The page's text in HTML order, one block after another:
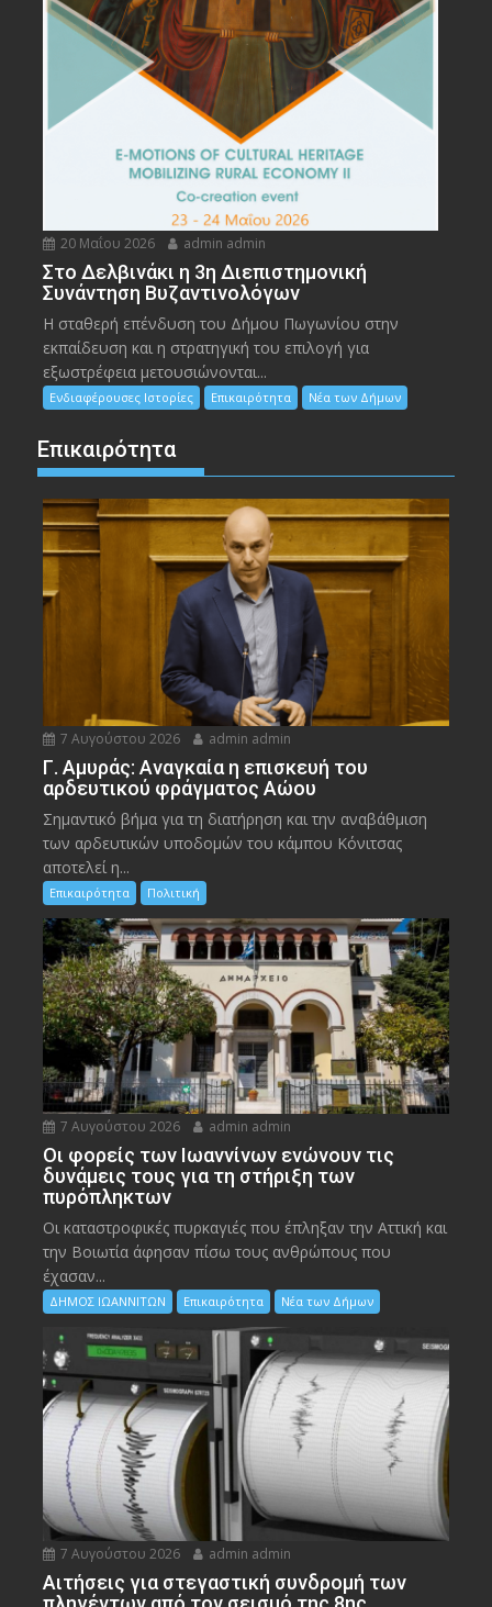
20 Μαΐου 2026 admin admin
Στο Δελβινάκι η 3η Διεπιστημονική
Συνάντηση Βυζαντινολόγων
Η σταθερή επένδυση του Δήμου Πωγωνίου στην
εκπαίδευση και η στρατηγική του επιλογή για
εξωστρέφεια μετουσιώνονται...
Ενδιαφέρουσες Ιστορίες Επικαιρότητα Νέα των Δήμων
Επικαιρότητα
7 Αυγούστου 2026 admin admin
Γ. Αμυράς: Αναγκαία η επισκευή του
αρδευτικού φράγματος Αώου
Σημαντικό βήμα για τη διατήρηση και την αναβάθμιση
των αρδευτικών υποδομών του κάμπου Κόνιτσας
αποτελεί η...
Επικαιρότητα Πολιτική
7 Αυγούστου 2026 admin admin
Οι φορείς των Ιωαννίνων ενώνουν τις
δυνάμεις τους για τη στήριξη των
πυρόπληκτων
Οι καταστροφικές πυρκαγιές που έπληξαν την Αττική και
την Bοιωτία άφησαν πίσω τους ανθρώπους που
έχασαν...
ΔΗΜΟΣ ΙΩΑΝΝΙΤΩΝ Επικαιρότητα Νέα των Δήμων
7 Αυγούστου 2026 admin admin
Αιτήσεις για στεγαστική συνδρομή των